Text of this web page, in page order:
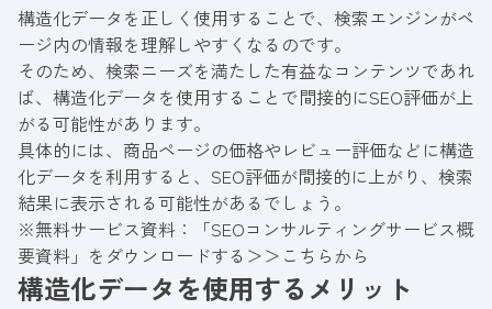
構造化データを正しく使用することで、検索エンジンがペ
ージ内の情報を理解しやすくなるのです。
そのため、検索ニーズを満たした有益なコンテンツであれ
ば、構造化データを使用することで間接的にSEO評価が上
がる可能性があります。
具体的には、商品ページの価格やレビュー評価などに構造
化データを利用すると、SEO評価が間接的に上がり、検索
結果に表示される可能性があるでしょう。
※無料サービス資料：「SEOコンサルティングサービス概
要資料」をダウンロードする＞＞ こちらから
構造化データを使用するメリット